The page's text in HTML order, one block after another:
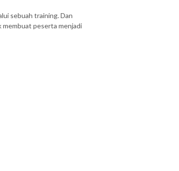
sebuah training. Dan
membuat peserta menjadi